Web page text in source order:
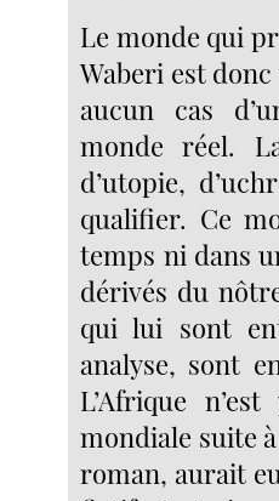
Le monde qui
Waberi est
aucun cas
monde réel.
d’utopie,
qualifier. Ce
temps ni dans
dérivés du
qui lui sont
analyse, sont
L’Afrique
mondiale suite
roman, aurait